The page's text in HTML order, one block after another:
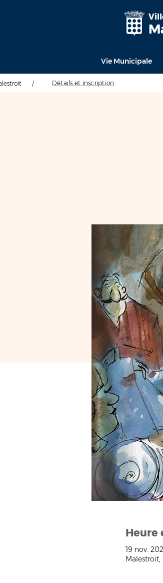
Vie Municipale
/ Détails et inscription
Heure
19 nov.
Malestroit,